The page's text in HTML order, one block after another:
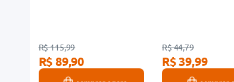
R$ 115,99
R$ 89,90
R$ 44,79
R$ 39,99